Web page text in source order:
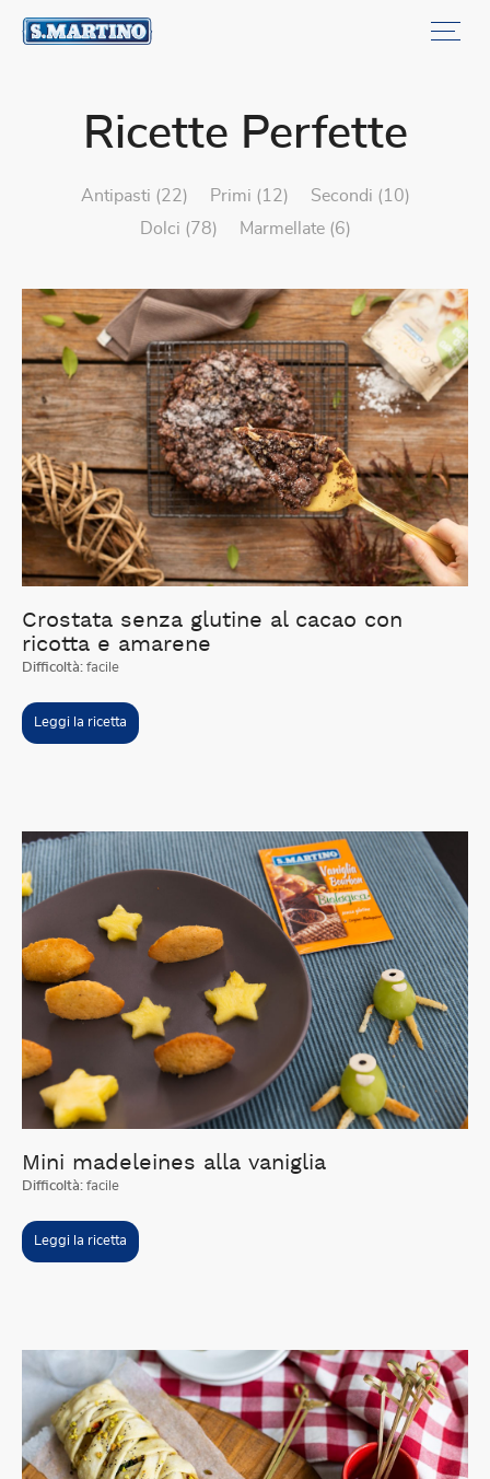
Ricette Perfette
antipasti (22) primi (12)
secondi (10)
dolci (78)
marmellate (6)
Crostata senza glutine al cacao con
ricotta e amarene
Difficoltà: facile
Leggi la ricetta
Mini madeleines alla vaniglia
Difficoltà: facile
Leggi la ricetta